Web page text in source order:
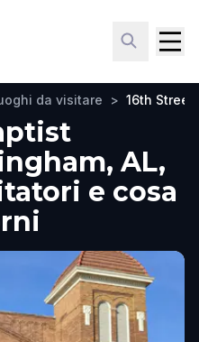
da visitare > 16th Street
AL,
e cosa